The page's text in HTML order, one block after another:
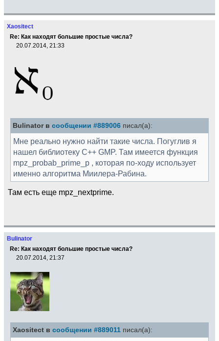
Xaositect
Re: Как находят большие простые числа?
20.07.2014, 21:33
Bulinator в сообщении #889006 писал(а):
Мне реально нужно найти такие числа. Погуглив я
нашел библиотеку C++ GMP. Там имеется функция
mpz_probab_prime_p , которая по-ходу использует
именно алгоритма Миилера-Рабина.
Там есть еще mpz_nextprime.
Bulinator
Re: Как находят большие простые числа?
20.07.2014, 21:37
Xaositect в сообщении #889011 писал(а):